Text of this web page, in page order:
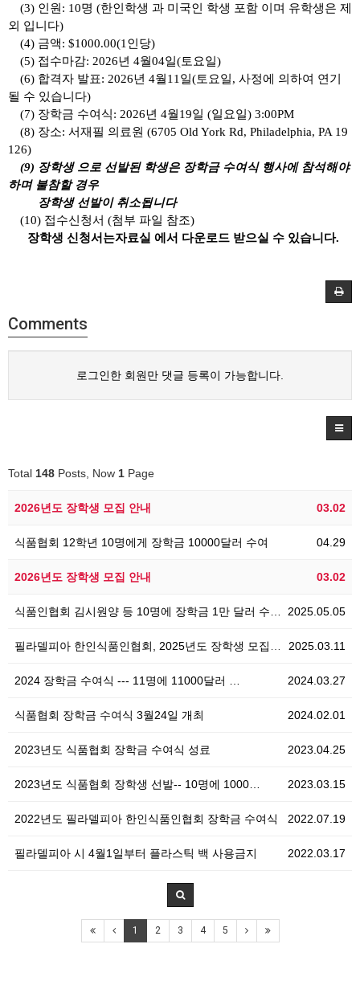
(3) 인원 : 10명 (한인학생 과 미국인 학생 포함 이며 유학생은 제
외 입니다)
(4) 금액: $1000.00(1 인당)
(5) 접수마감: 2026년 4월04일(토요일)
(6) 합격자 발표: 2026년 4월11 일(토요일, 사정에 의하여 연기
될 수 있습니다)
(7) 장학금 수여식: 2026년 4월19일 (일요일) 3:00PM
(8) 장소: 서재필 의료원 (6705 Old York Rd, Philadelphia, PA 19
126)
(9) 장학생 으로 선발된 학생은 장학금 수여식 행사에 참석해야
하며 불참할 경우
장학생 선발이 취소됩니다
(10) 접수신청서 (첨부 파일 참조)
장학생 신청서는자료실 에서 다운로드 받으실 수 있습니다.
Comments
로그인한 회원만 댓글 등록이 가능합니다.
Total 148 Posts, Now 1 Page
03.02
2026년도 장학생 모집 안내
04.29
식품협회 12학년 10명에게 장학금 10000달러 수여
03.02
2026년도 장학생 모집 안내
2025.05.05
식품인협회 김시원양 등 10명에 장학금 1만 달러 수…
2025.03.11
필라델피아 한인식품인협회, 2025년도 장학생 모집 안…
2024.03.27
2024 장학금 수여식 --- 11명에 11000달러 …
2024.02.01
식품협회 장학금 수여식 3월24일 개최
2023.04.25
2023년도 식품협회 장학금 수여식 성료
2023.03.15
2023년도 식품협회 장학생 선발-- 10명에 1000…
2022.07.19
2022년도 필라델피아 한인식품인협회 장학금 수여식
2022.03.17
필라델피아 시 4월1일부터 플라스틱 백 사용금지
1 2 3 4 5